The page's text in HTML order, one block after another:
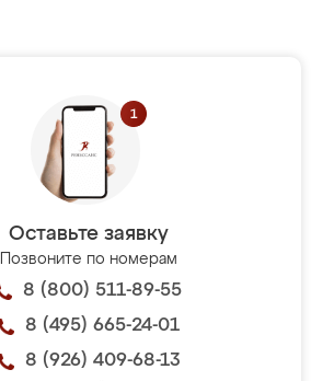
Оставьте заявку
Позвоните по номерам
8 (800) 511-89-55
8 (495) 665-24-01
8 (926) 409-68-13